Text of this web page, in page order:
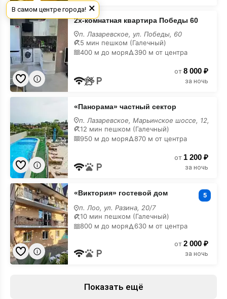
2х-
комнатная
квартира
Победы
в
горах
2х-комнатная квартира Победы 60
п. Лазаревское, ул. Победы, 60
5 мин пешком (Галечный)
400 м до моря
390 м от центра
от 8 000 ₽
за ночь
«Панорама»
в
горах
«Панорама» частный сектор
п. Лазаревское, Марьинское шоссе, 12,
12 мин пешком (Галечный)
950 м до моря
870 м от центра
от 1 200 ₽
за ночь
«Виктория»
гостевой
дом
в
горах
«Виктория» гостевой дом 5
п. Лоо, ул. Разина, 20/7
10 мин пешком (Галечный)
800 м до моря
630 м от центра
от 2 000 ₽
за ночь
Показать ещё
×
В самом центре города!
Центр и море близко!
Бассейн с подогревом!
×